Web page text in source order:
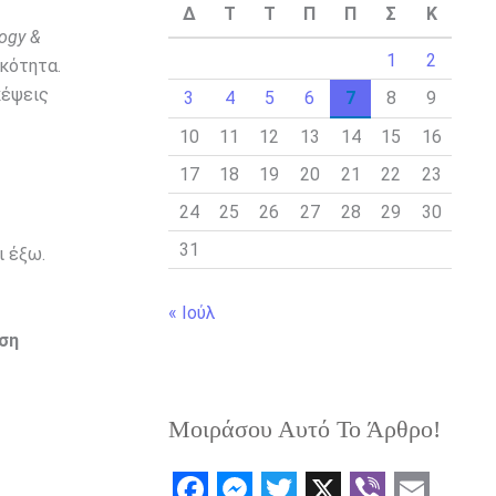
&
έξω.
Δ Τ Τ Π Π Σ Κ
1
2
3
4 5 6 7 8
9
10
11 12 13 14 15
16
17
18 19 20 21 22
23
24
25 26 27 28 29
30
31
« Ιούλ
Μοιράσου Αυτό Το Άρθρο!